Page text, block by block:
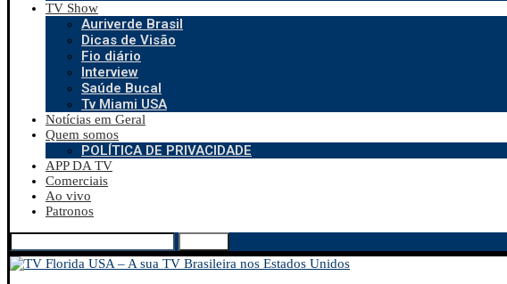
TV Show
Auriverde Brasil
Dicas de Visão
Fio diário
Interview
Saúde Bucal
Tv Miami USA
Notícias em Geral
Quem somos
POLÍTICA DE PRIVACIDADE
APP DA TV
Comerciais
Ao vivo
Patronos